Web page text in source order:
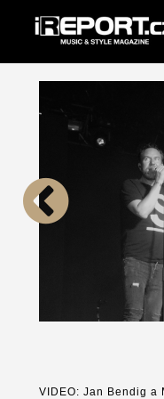
VIDEO: Jan Bendig a